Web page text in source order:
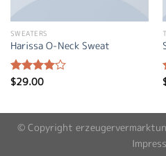
SWEATERS
Harissa O-Neck Sweat
Bewertet
$29.00
© Copyright